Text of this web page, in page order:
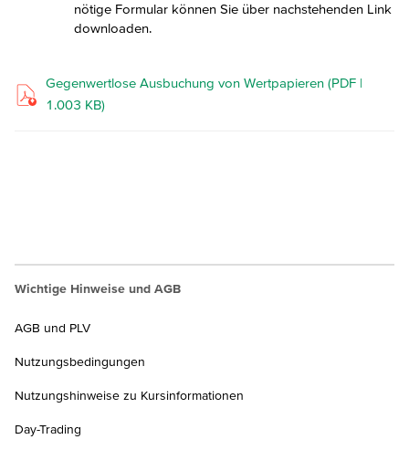
nötige Formular können Sie über nachstehenden Link
downloaden.
Gegenwertlose Ausbuchung von Wertpapieren (PDF |
1.003 KB)
Wichtige Hinweise und AGB
AGB und PLV
Nutzungsbedingungen
Nutzungshinweise zu Kursinformationen
Day-Trading